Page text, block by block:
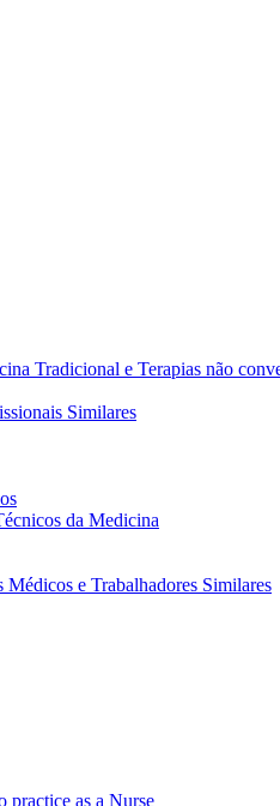
Tradicional e Terapias não
Similares
da Medicina
Médicos e Trabalhadores Similares
practice as a Nurse